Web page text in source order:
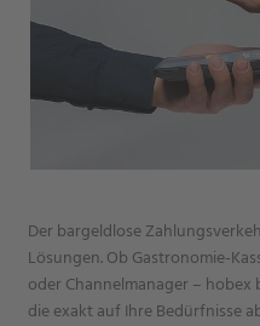
Der bargeldlose
Lösungen. Ob Gastronomie-
oder Channelmanager –
die exakt auf Ihre Bedürfnisse